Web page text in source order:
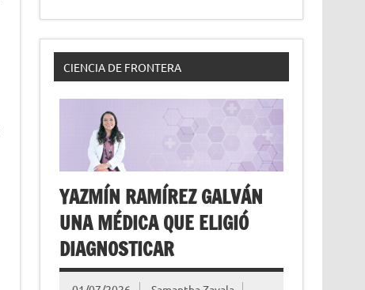
CIENCIA DE FRONTERA
YAZMÍN RAMÍREZ GALVÁN
UNA MÉDICA QUE ELIGIÓ
DIAGNOSTICAR